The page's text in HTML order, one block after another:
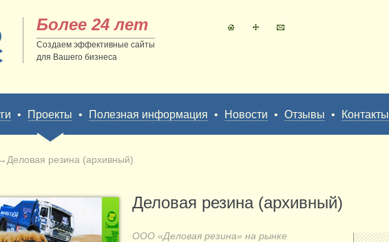
Более 24 лет
Создаем эффективные сайты
для Вашего бизнеса
• Проекты • Полезная информация • Новости • Отзывы • Контакты
→ Деловая резина (архивный)
Деловая резина (архивный)
ООО «Деловая резина» на рынке